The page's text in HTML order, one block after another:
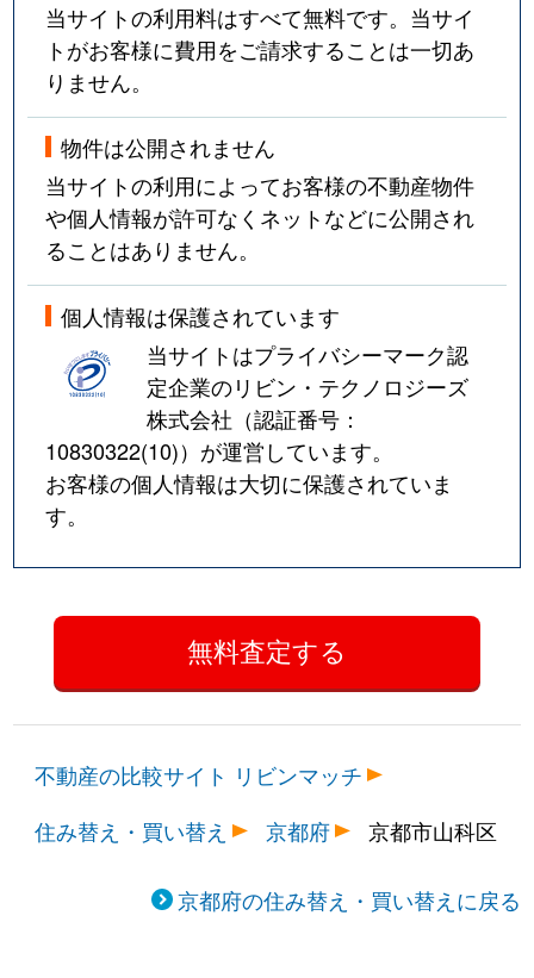
当サイトの利用料はすべて無料です。当サイ
トがお客様に費用をご請求することは一切あ
りません。
物件は公開されません
当サイトの利用によってお客様の不動産物件
や個人情報が許可なくネットなどに公開され
ることはありません。
個人情報は保護されています
当サイトはプライバシーマーク認
定企業のリビン・テクノロジーズ
株式会社（認証番号：
10830322(10)）が運営しています。
お客様の個人情報は大切に保護されていま
す。
不動産の比較サイト リビンマッチ
住み替え・買い替え
京都府 京都市山科区
京都府の住み替え・買い替えに戻る